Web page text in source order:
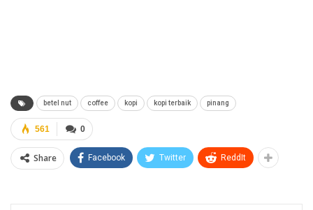
betel nut coffee kopi kopi terbaik pinang
0
561
Share Facebook Twitter ReddIt